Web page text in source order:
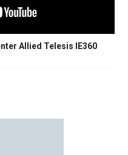
Allied Telesis IE360